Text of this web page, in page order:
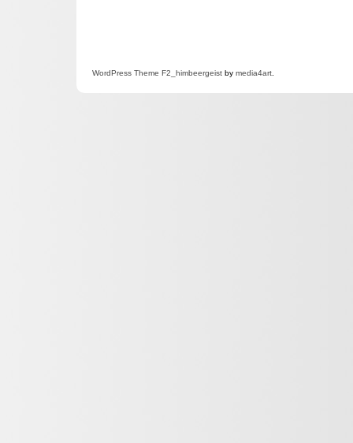
WordPress Theme F2 _himbeergeist by media4art